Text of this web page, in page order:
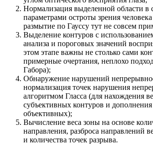
Нормализация выделенной области в
параметрами остроты зрения
размытие по Гауссу тут не совсем
Выделение контуров с
анализа и пороговых значений
этом этапе важны не столько сами
примерные очертания, неплохо
Габора);
Обнаружение нарушений
нормализация точек нарушения
алгоритмом Гласса (для нахождения
субъективных контуров и
объективных);
Вычисление веса зоны на основе
направления, разброса направлений
и количества точек разрыва.